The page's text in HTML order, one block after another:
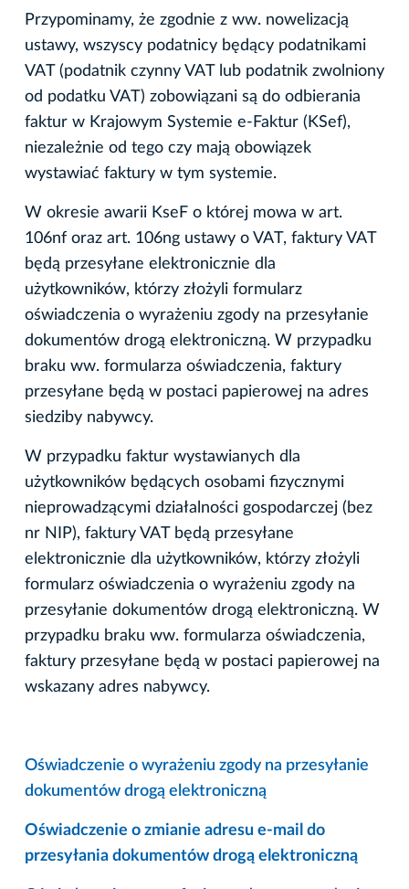
Przypominamy, że zgodnie z ww. nowelizacją
ustawy, wszyscy podatnicy będący podatnikami
VAT (podatnik czynny VAT lub podatnik zwolniony
od podatku VAT) zobowiązani są do odbierania
faktur w Krajowym Systemie e-Faktur (KSef),
niezależnie od tego czy mają obowiązek
wystawiać faktury w tym systemie.
W okresie awarii KseF o której mowa w art.
106nf oraz art. 106ng ustawy o VAT, faktury VAT
będą przesyłane elektronicznie dla
użytkowników, którzy złożyli formularz
oświadczenia o wyrażeniu zgody na przesyłanie
dokumentów drogą elektroniczną. W przypadku
braku ww. formularza oświadczenia, faktury
przesyłane będą w postaci papierowej na adres
siedziby nabywcy.
W przypadku faktur wystawianych dla
użytkowników będących osobami fizycznymi
nieprowadzącymi działalności gospodarczej (bez
nr NIP), faktury VAT będą przesyłane
elektronicznie dla użytkowników, którzy złożyli
formularz oświadczenia o wyrażeniu zgody na
przesyłanie dokumentów drogą elektroniczną. W
przypadku braku ww. formularza oświadczenia,
faktury przesyłane będą w postaci papierowej na
wskazany adres nabywcy.
Oświadczenie o wyrażeniu zgody na przesyłanie
dokumentów drogą elektroniczną
Oświadczenie o zmianie adresu e-mail do
przesyłania dokumentów drogą elektroniczną